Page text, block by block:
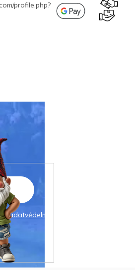
profile.php?
adatvédelmi